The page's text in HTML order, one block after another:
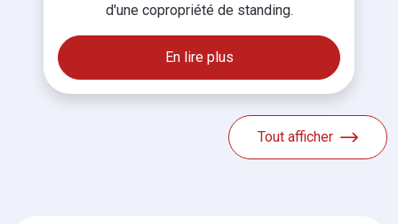
d'une copropriété de standing.
En lire plus
Tout afficher